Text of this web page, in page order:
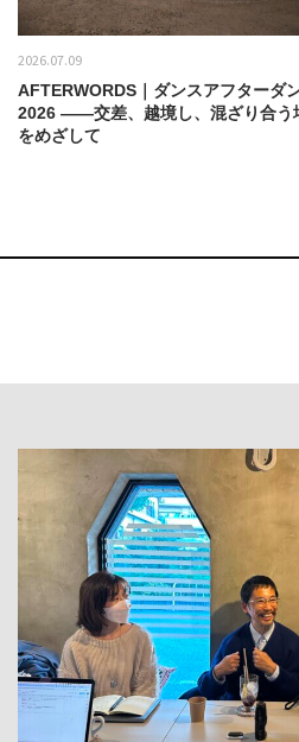
2026.07.09
AFTERWORDS｜ダンスアフターダ
2026 ——交差、越境し、混ざり合う
をめざして